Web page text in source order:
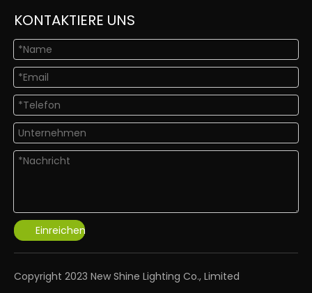
KONTAKTIERE UNS
Einreichen
​Copyright 2023 New Shine Lighting Co., Limited